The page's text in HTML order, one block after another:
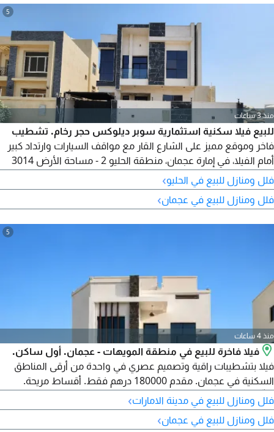
5
منذ 3 ساعات
للبيع فيلا سكنية استثمارية سوبر ديلوكس حجر رخام. تشطيب
فاخر وموقع مميز على الشارع القار مع مواقف السيارات وارتداد كبير
أمام الفيلا، في إمارة عجمان، منطقة الحليو 2 - مساحة الأرض 3014
للمكيفات المركزية، سخان الماء مركزي سولار + كهرباء. مع الضمان 5
فلل ومنازل للبيع في الحليو›
فلل ومنازل للبيع في عجمان›
5
منذ 4 ساعات
فيلا فاخرة للبيع في منطقة المويهات - عجمان. أول ساكن.
فيلا بتشطيبات راقية وتصميم عصري في واحدة من أرقى المناطق
السكنية في عجمان. مقدم 180000 درهم فقط. أقساط مريحة.
تملّك حر لجميع الجنسيات. موقع مميز بالقرب من شارع الشيخ محمد
بن زايد. مناسبة للسكن أو الاستثمار. 7 غرف ماستر. 8 حمامات. غرفة
خادمة.
فلل ومنازل للبيع في مدينة الامارات›
فلل ومنازل للبيع في عجمان›